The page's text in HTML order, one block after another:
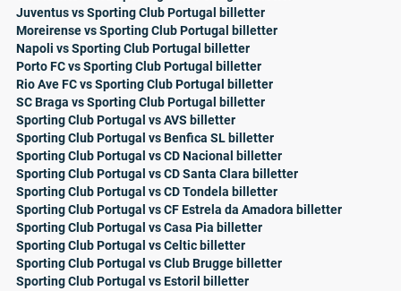
Juventus vs Sporting Club Portugal billetter
Moreirense vs Sporting Club Portugal billetter
Napoli vs Sporting Club Portugal billetter
Porto FC vs Sporting Club Portugal billetter
Rio Ave FC vs Sporting Club Portugal billetter
SC Braga vs Sporting Club Portugal billetter
Sporting Club Portugal vs AVS billetter
Sporting Club Portugal vs Benfica SL billetter
Sporting Club Portugal vs CD Nacional billetter
Sporting Club Portugal vs CD Santa Clara billetter
Sporting Club Portugal vs CD Tondela billetter
Sporting Club Portugal vs CF Estrela da Amadora billetter
Sporting Club Portugal vs Casa Pia billetter
Sporting Club Portugal vs Celtic billetter
Sporting Club Portugal vs Club Brugge billetter
Sporting Club Portugal vs Estoril billetter